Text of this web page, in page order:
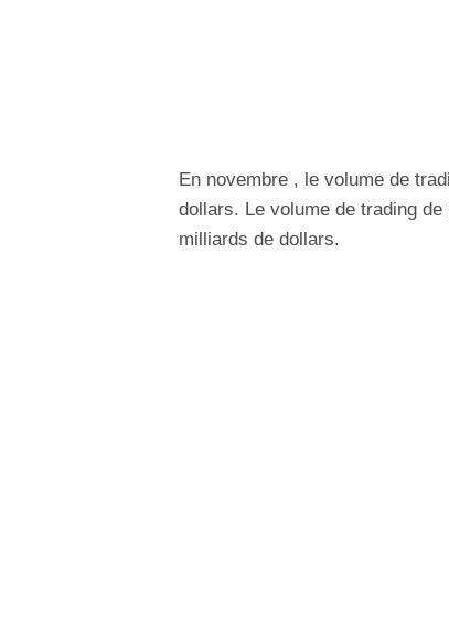
En novembre , le volume de
dollars. Le volume de trading
milliards de dollars.